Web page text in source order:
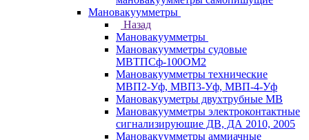
Мановакуумметры
Назад
Мановакуумметры
Мановакуумметры судовые
МВТПСф-100ОМ2
Мановакуумметры технические
МВП2-Уф, МВП3-Уф, МВП-4-Уф
Мановакууметры двухтрубные МВ
Мановакуумметры электроконтактные
сигнализирующие ДВ, ДА 2010, 2005
Мановакуумметры аммиачные